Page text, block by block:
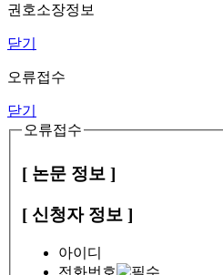
권호소장정보
닫기
오류접수
닫기
오류접수
[ 논문 정보 ]
[ 신청자 정보 ]
아이디
전화번호